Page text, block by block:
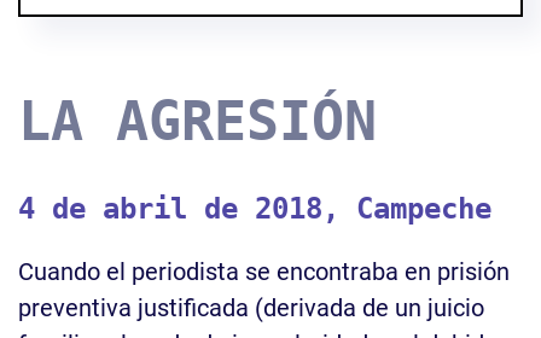
LA AGRESIÓN
4 de abril de 2018, Campeche
Cuando el periodista se encontraba en prisión
preventiva justificada (derivada de un juicio